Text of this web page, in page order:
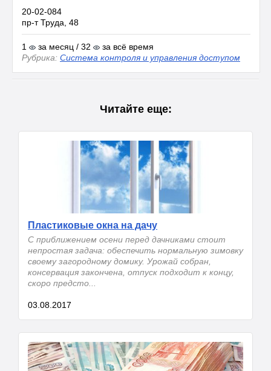
20-02-084
пр-т Труда, 48
1 за месяц / 32
за всё время
Рубрика: Система контроля и управления доступом
Читайте еще:
Пластиковые окна на дачу
С приближением осени перед дачниками стоит
непростая задача: обеспечить нормальную зимовку
своему загородному домику. Урожай собран,
консервация закончена, отпуск подходит к концу,
скоро предсто...
03.08.2017